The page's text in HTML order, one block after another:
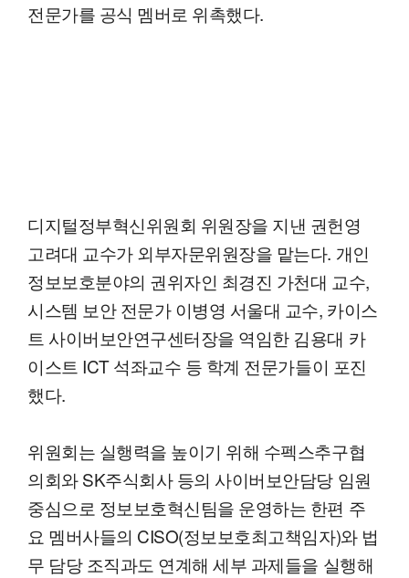
전문가를 공식 멤버로 위촉했다.
디지털정부혁신위원회 위원장을 지낸 권헌영
고려대 교수가 외부자문위원장을 맡는다. 개인
정보보호분야의 권위자인 최경진 가천대 교수,
시스템 보안 전문가 이병영 서울대 교수, 카이스
트 사이버보안연구센터장을 역임한 김용대 카
이스트 ICT 석좌교수 등 학계 전문가들이 포진
했다.
위원회는 실행력을 높이기 위해 수펙스추구협
의회와 SK주식회사 등의 사이버보안담당 임원
중심으로 정보보호혁신팀을 운영하는 한편 주
요 멤버사들의 CISO(정보보호최고책임자)와 법
무 담당 조직과도 연계해 세부 과제들을 실행해